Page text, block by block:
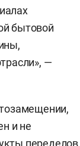
всего
30% —
посуды,
как и все
тыс.
бытовой
—